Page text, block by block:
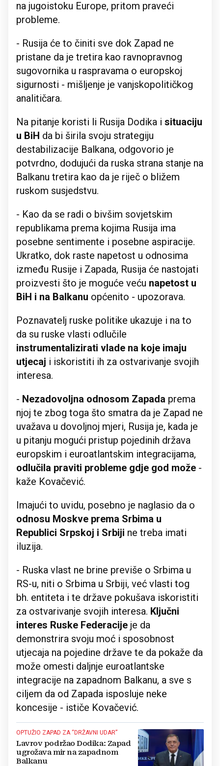
na jugoistoku Europe, pritom praveći
probleme.
- Rusija će to činiti sve dok Zapad ne
pristane da je tretira kao ravnopravnog
sugovornika u raspravama o europskoj
sigurnosti - mišljenje je vanjskopolitičkog
analitičara.
Na pitanje koristi li Rusija Dodika i situaciju
u BiH da bi širila svoju strategiju
destabilizacije Balkana, odgovorio je
potvrdno, dodujući da ruska strana stanje na
Balkanu tretira kao da je riječ o bližem
ruskom susjedstvu.
- Kao da se radi o bivšim sovjetskim
republikama prema kojima Rusija ima
posebne sentimente i posebne aspiracije.
Ukratko, dok raste napetost u odnosima
između Rusije i Zapada, Rusija će nastojati
proizvesti što je moguće veću napetost u
BiH i na Balkanu općenito - upozorava.
Poznavatelj ruske politike ukazuje i na to
da su ruske vlasti odlučile
instrumentalizirati vlade na koje imaju
utjecaj i iskoristiti ih za ostvarivanje svojih
interesa.
- Nezadovoljna odnosom Zapada prema
njoj te zbog toga što smatra da je Zapad ne
uvažava u dovoljnoj mjeri, Rusija je, kada je
u pitanju mogući pristup pojedinih država
europskim i euroatlantskim integracijama,
odlučila praviti probleme gdje god može -
kaže Kovačević.
Imajući to uvidu, posebno je naglasio da o
odnosu Moskve prema Srbima u
Republici Srpskoj i Srbiji ne treba imati
iluzija.
- Ruska vlast ne brine previše o Srbima u
RS-u, niti o Srbima u Srbiji, već vlasti tog
bh. entiteta i te države pokušava iskoristiti
za ostvarivanje svojih interesa. Ključni
interes Ruske Federacije je da
demonstrira svoju moć i sposobnost
utjecaja na pojedine države te da pokaže da
može omesti daljnje euroatlantske
integracije na zapadnom Balkanu, a sve s
ciljem da od Zapada isposluje neke
koncesije - ističe Kovačević.
OPTUŽIO ZAPAD ZA “DRŽAVNI UDAR”
Lavrov podržao Dodika: Zapad
ugrožava mir na zapadnom
Balkanu